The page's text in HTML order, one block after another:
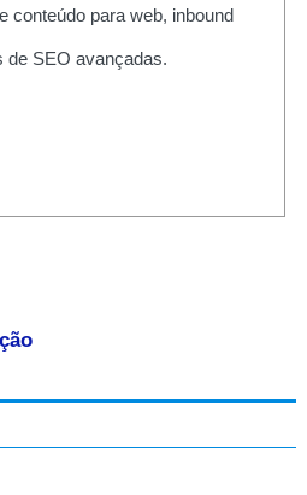
conteúdo para web, inbound
de SEO avançadas.